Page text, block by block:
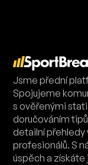
Jsme přední
Spojujeme
s ověřenými
doručováním
detailní přehledy
profesionálů. S
úspěch a